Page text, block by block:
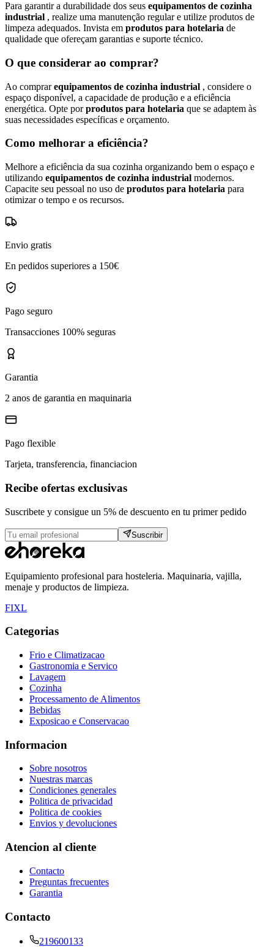
Para garantir a durabilidade dos seus equipamentos de cozinha
industrial , realize uma manutenção regular e utilize produtos de
limpeza adequados. Invista em produtos para hotelaria de
qualidade que ofereçam garantias e suporte técnico.
O que considerar ao comprar?
Ao comprarequipamentos de cozinha industrial , considere o
espaço disponível, a capacidade de produção e a eficiência
energética. Opte porprodutos para hotelaria que se adaptem às
suas necessidades específicas e orçamento.
Como melhorar a eficiência?
Melhore a eficiência da sua cozinha organizando bem o espaço e
utilizando equipamentos de cozinha industrial modernos.
Capacite seu pessoal no uso de produtos para hotelaria para
otimizar o tempo e os recursos.
Envio gratis
En pedidos superiores a 150€
Pago seguro
Transacciones 100% seguras
Garantia
2 anos de garantia en maquinaria
Pago flexible
Tarjeta, transferencia, financiacion
Recibe ofertas exclusivas
Suscribete y consigue un 5% de descuento en tu primer pedido
Suscribir
Equipamiento profesional para hosteleria. Maquinaria, vajilla,
menaje y productos de limpieza.
FIXL
Categorias
Frio e Climatizacao
Gastronomia e Servico
Lavagem
Cozinha
Processamento de Alimentos
Bebidas
Exposicao e Conservacao
Informacion
Sobre nosotros
Nuestras marcas
Condiciones generales
Politica de privacidad
Politica de cookies
Envios y devoluciones
Atencion al cliente
Contacto
Preguntas frecuentes
Garantia
Contacto
219600133